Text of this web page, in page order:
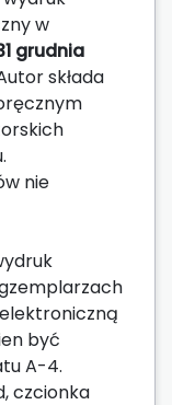
w
grudnia
składa
nie
być
A-4.
czcionka